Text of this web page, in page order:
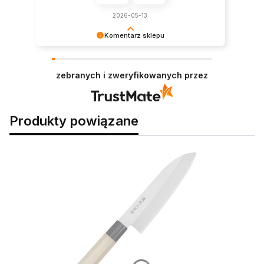
Komentarz sklepu
2026-05-13
zebranych i zweryfikowanych przez
Produkty powiązane